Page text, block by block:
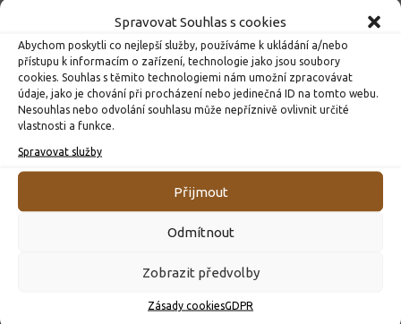
Spravovat Souhlas s cookies
Abychom poskytli co nejlepší služby, používáme k ukládání a/nebo
přístupu k informacím o zařízení, technologie jako jsou soubory
cookies. Souhlas s těmito technologiemi nám umožní zpracovávat
údaje, jako je chování při procházení nebo jedinečná ID na tomto webu.
Nesouhlas nebo odvolání souhlasu může nepříznivě ovlivnit určité
vlastnosti a funkce.
Spravovat služby
Přijmout
Odmítnout
Zobrazit předvolby
Zásady cookiesGDPR
ROZHODNUTÍ O PŘIJETÍ K PŘEDŠKOLNÍMU VZDĚLÁVÁNÍ
PRO ROK 2026
10. 4. 2026